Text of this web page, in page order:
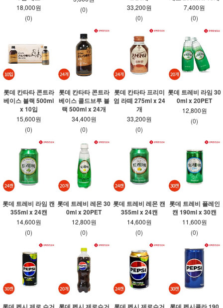
18,000원
(0)
(0)
33,200원
(0)
7,400원
(0)
롯데 칸타타 콘트라
베이스 블랙 500ml
x 10입
15,600원
(0)
롯데 칸타타 콘트라
베이스 콜드브루 블
랙 500ml x 24개
34,400원
(0)
롯데 칸타타 프리미
엄 라떼 275ml x 24
개
33,200원
(0)
롯데 트레비 라임 30
0ml x 20PET
12,800원
(0)
롯데 트레비 라임 캔
355ml x 24캔
14,600원
(0)
롯데 트레비 레몬 30
0ml x 20PET
12,800원
(0)
롯데 트레비 레몬 캔
355ml x 24캔
14,600원
(0)
롯데 트레비 플레인
캔 190ml x 30캔
11,600원
(0)